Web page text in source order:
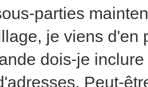
parties
je viens d'en
dois-je
Peut-